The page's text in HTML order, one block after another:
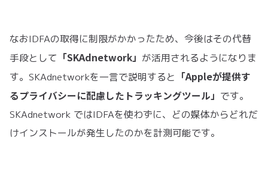
なおIDFAの取得に制限がかかったため、今後はその代替
手段として 「SKAdnetwork」 が活用されるようになりま
す。SKAdnetworkを一言で説明すると 「Appleが提供す
るプライバシーに配慮したトラッキングツール」 です。
SKAdnetwork ではIDFAを使わずに、どの媒体からどれだ
けインストールが発生したのかを計測可能です。